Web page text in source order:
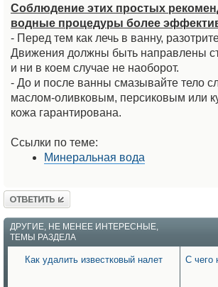
Соблюдение этих простых
водные процедуры более
- Перед тем как лечь в ванну,
Движения должны быть направлены
и ни в коем случае не наоборот.
- До и после ванны смазывайте тело
маслом-оливковым, персиковым или
кожа гарантирована.
Ссылки по теме:
Минеральная вода
Ответить
ДРУГИЕ, НЕ МЕНЕЕ ИНТЕРЕСНЫЕ,
ТЕМЫ РАЗДЕЛА
Как удалить известковый налет
С чего